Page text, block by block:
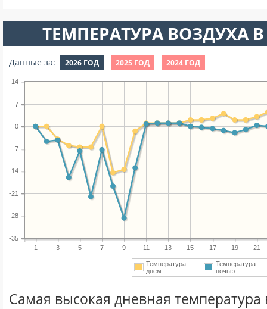
ТЕМПЕРАТУРА ВОЗДУХА В
Данные за: 2026 ГОД 2025 ГОД 2024 ГОД
1 3 5 7 9 11 13 15 17 19 21
-35
-28
-21
-14
-7
0
7
14
Температура
днем
Температура
ночью
Самая высокая дневная температура